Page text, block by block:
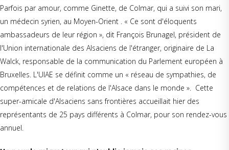
Parfois par amour, comme Ginette, de Colmar, qui a suivi son mari,
un médecin syrien, au Moyen-Orient . « Ce sont d'éloquents
ambassadeurs de leur région », dit François Brunagel, président de
l'Union internationale des Alsaciens de l'étranger, originaire de La
Walck, responsable de la communication du Parlement européen à
Bruxelles. L'UIAE se définit comme un « réseau de sympathies, de
compétences et de relations de l'Alsace dans le monde ». Cette
super-amicale d'Alsaciens sans frontières accueillait hier des
représentants de 25 pays différents à Colmar, pour son rendez-vous
annuel.